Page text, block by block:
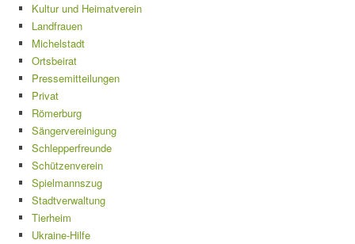
Kultur und Heimatverein
Landfrauen
Michelstadt
Ortsbeirat
Pressemitteilungen
Privat
Römerburg
Sängervereinigung
Schlepperfreunde
Schützenverein
Spielmannszug
Stadtverwaltung
Tierheim
Ukraine-Hilfe